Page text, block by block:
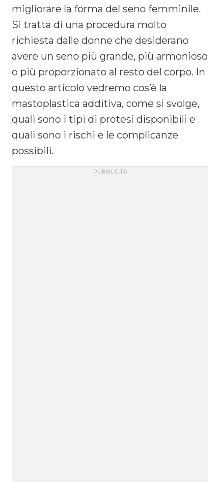
migliorare la forma del seno femminile.
Si tratta di una procedura molto
richiesta dalle donne che desiderano
avere un seno più grande, più armonioso
o più proporzionato al resto del corpo. In
questo articolo vedremo cos’è la
mastoplastica additiva, come si svolge,
quali sono i tipi di protesi disponibili e
quali sono i rischi e le complicanze
possibili.